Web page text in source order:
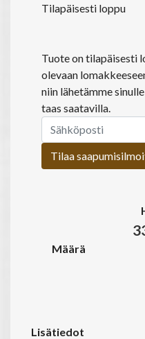
Tilapäisesti loppu
Tuote on tilapäisesti
olevaan
niin lähetämme
taas saatavilla.
Tilaa
Määrä
Lisätiedot